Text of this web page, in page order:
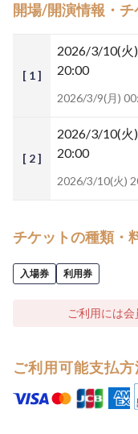
開場/開演情報・
[ 1 ]
2026/3/10(火)
20:00
2026/3/9(月)
[ 2 ]
2026/3/10(火)
20:00
2026/3/10(火)
チケットの種類・
入場券 利用券
ご利用には会
ご利用可能支払